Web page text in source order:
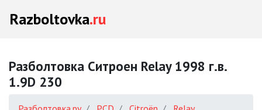
Razboltovka.ru
Разболтовка Ситроен Relay 1998 г.в.
1.9D 230